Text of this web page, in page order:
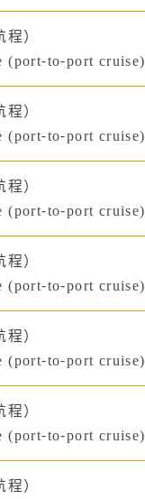
）
(port-to-port cruise)
）
(port-to-port cruise)
）
(port-to-port cruise)
）
(port-to-port cruise)
）
(port-to-port cruise)
）
(port-to-port cruise)
）